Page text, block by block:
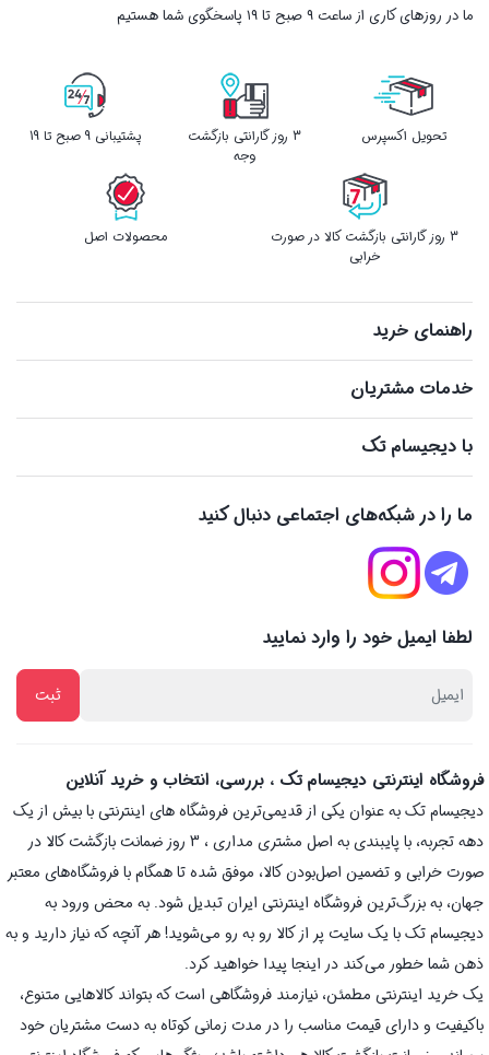
ما در روزهای کاری از ساعت ۹ صبح تا ۱۹ پاسخگوی شما هستیم
تحویل اکسپرس
3 روز گارانتی بازگشت
وجه
پشتیبانی 9 صبح تا 19
3 روز گارانتی بازگشت کالا در صورت
خرابی
محصولات اصل
راهنمای خرید
خدمات مشتریان
با دیجیسام تک
ما را در شبکه‌های اجتماعی دنبال کنید
لطفا ایمیل خود را وارد نمایید
فروشگاه اینترنتی دیجیسام تک ، بررسی، انتخاب و خرید آنلاین
دیجیسام تک به عنوان یکی از قدیمی‌ترین فروشگاه های اینترنتی با بیش از یک
دهه تجربه، با پایبندی به اصل مشتری مداری ، 3 روز ضمانت بازگشت کالا در
صورت خرابی و تضمین اصل‌بودن کالا، موفق شده تا همگام با فروشگاه‌های معتبر
جهان، به بزرگ‌ترین فروشگاه اینترنتی ایران تبدیل شود. به محض ورود به
دیجیسام تک با یک سایت پر از کالا رو به رو می‌شوید! هر آنچه که نیاز دارید و به
ذهن شما خطور می‌کند در اینجا پیدا خواهید کرد.
یک خرید اینترنتی مطمئن، نیازمند فروشگاهی است که بتواند کالاهایی متنوع،
باکیفیت و دارای قیمت مناسب را در مدت زمانی کوتاه به دست مشتریان خود